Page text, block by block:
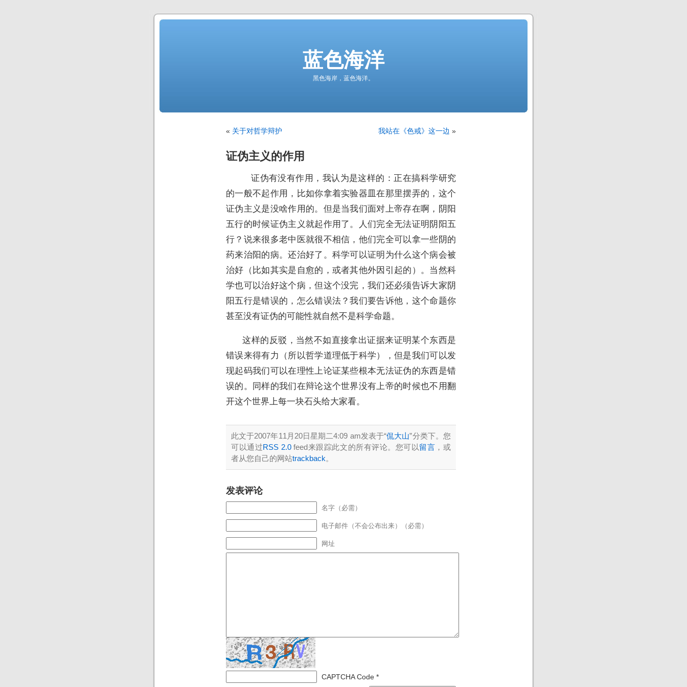
蓝色海洋
黑色海岸，蓝色海洋。
« 关于对哲学辩护 我站在《色戒》这一边 »
证伪主义的作用
证伪有没有作用，我认为是这样的：正在搞科学研究
的一般不起作用，比如你拿着实验器皿在那里摆弄的，这个
证伪主义是没啥作用的。但是当我们面对上帝存在啊，阴阳
五行的时候证伪主义就起作用了。人们完全无法证明阴阳五
行？说来很多老中医就很不相信，他们完全可以拿一些阴的
药来治阳的病。还治好了。科学可以证明为什么这个病会被
治好（比如其实是自愈的，或者其他外因引起的）。当然科
学也可以治好这个病，但这个没完，我们还必须告诉大家阴
阳五行是错误的，怎么错误法？我们要告诉他，这个命题你
甚至没有证伪的可能性就自然不是科学命题。
这样的反驳，当然不如直接拿出证据来证明某个东西是
错误来得有力（所以哲学道理低于科学），但是我们可以发
现起码我们可以在理性上论证某些根本无法证伪的东西是错
误的。同样的我们在辩论这个世界没有上帝的时候也不用翻
开这个世界上每一块石头给大家看。
此文于2007年11月20日星期二4:09 am发表于“侃大山”分类下。您
可以通过RSS 2.0feed来跟踪此文的所有评论。您可以留言 ，或
者从您自己的网站trackback。
发表评论
名字（必需）
电子邮件（不会公布出来）（必需）
网址
CAPTCHA Code *